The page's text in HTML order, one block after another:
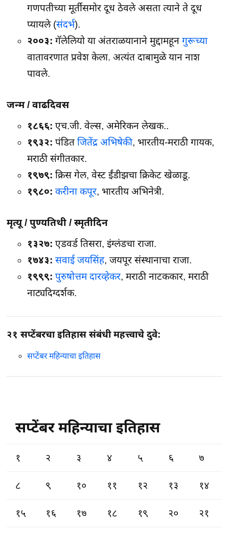
गणपतीच्या मूर्तीसमोर दूध ठेवले असता त्याने ते दूध
प्यायले (संदर्भ).
२००३: गॅलेलियो या अंतराळयानाने मुद्दामहूनगुरूच्या
वातावरणात प्रवेश केला. अत्यंत दाबामुळे यान नाश
पावले.
जन्म / वाढदिवस
१८६६: एच.जी. वेल्स, अमेरिकन लेखक..
१९३२: पंडितजितेंद्र अभिषेकी, भारतीय-मराठी गायक,
मराठी संगीतकार.
१९७९: क्रिस गेल, वेस्ट ईंडीझचा क्रिकेट खेळाडू.
१९८०: करीना कपूर, भारतीय अभिनेत्री.
मृत्यू / पुण्यतिथी / स्मृतीदिन
१३२७: एडवर्ड तिसरा, इंग्लंडचा राजा.
१७४३: सवाई जयसिंह, जयपूर संस्थानाचा राजा.
१९९९: पुरुषोत्तम दारव्हेकर, मराठी नाटककार, मराठी
नाट्यदिग्दर्शक.
२१ सप्टेंबरचा इतिहास संबंधी महत्त्वाचे दुवे:
सप्टेंबर महिन्याचा इतिहास
सप्टेंबर महिन्याचा इतिहास
१ २ ३ ४ ५ ६ ७
८ ९ १० ११ १२ १३ १४
१५ १६ १७ १८ १९ २० २१